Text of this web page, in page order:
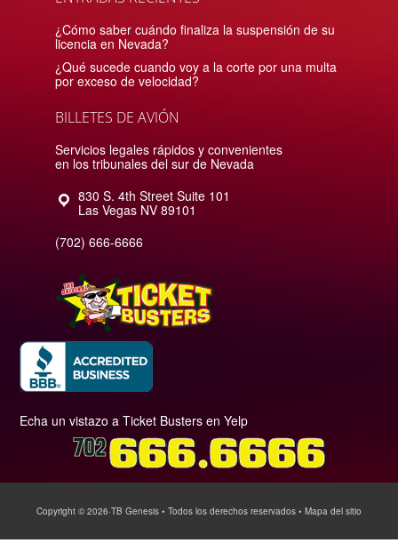
¿Cómo saber cuándo finaliza la suspensión de su
licencia en Nevada?
¿Qué sucede cuando voy a la corte por una multa
por exceso de velocidad?
BILLETES DE AVIÓN
Servicios legales rápidos y convenientes
en los tribunales del sur de Nevada
830 S. 4th Street Suite 101
Las Vegas NV 89101
(702) 666-6666
Echa un vistazo a Ticket Busters en Yelp
Copyright © 2026·TB Genesis • Todos los derechos reservados • Mapa del sitio